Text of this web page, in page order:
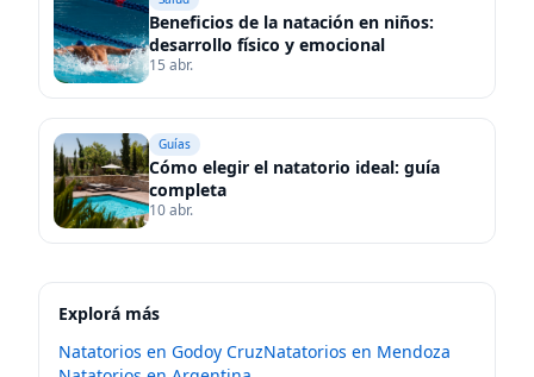
Beneficios de la natación en niños:
desarrollo físico y emocional
15 abr.
Guías
Cómo elegir el natatorio ideal: guía
completa
10 abr.
Explorá más
Natatorios en Godoy CruzNatatorios en Mendoza